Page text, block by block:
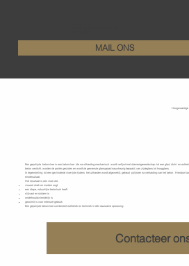
MAIL ONS
Hoogwaardige
Een gepolijste betonvloer is een betonvloer die na uitharding mechanisch wordt verfijnd met diamantgereedschap tot een glad, dicht en
beton verdicht, worden de poriën gesloten en wordt de gewenste glansgraad nauwkeurig bepaald, van zijdeglans tot hoogglans.
In tegenstelling tot een gevlinderde vloer (die tijdens het uitharden wordt afgewerkt), gebeurt polijsten na verharding van het beton. Hierdoor
eindresultaat.
Het resultaat is een vloer die:
visueel strak en modern oogt
een diepe, natuurlijke betonlook heeft
slijtvast en stofarm is
onderhoudsvriendelijk is
geschikt is voor intensief gebruik
Een gepolijste betonvloer combineert esthetiek en techniek in één duurzame oplossing.
Contacteer